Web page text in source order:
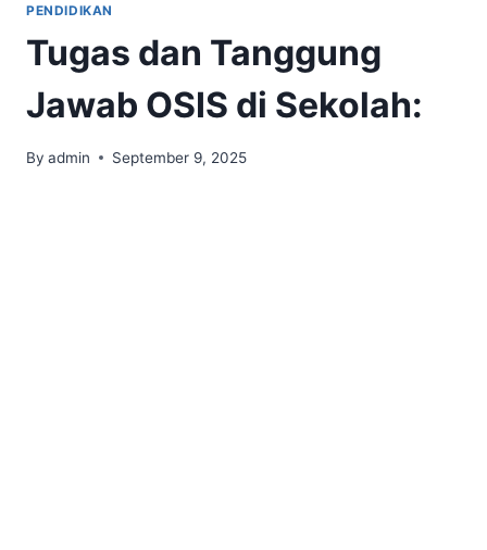
PENDIDIKAN
Tugas dan Tanggung
Jawab OSIS di Sekolah:
By admin September 9, 2025